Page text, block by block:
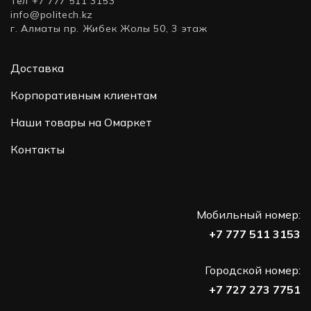
info@politech.kz
г. Алматы пр. Жибек Жолы 50, 3 этаж
Доставка
Корпоративным клиентам
Наши товары на Омаркет
Контакты
Мобильный номер:
+7 777 511 3153
Городской номер:
+7 727 273 7751